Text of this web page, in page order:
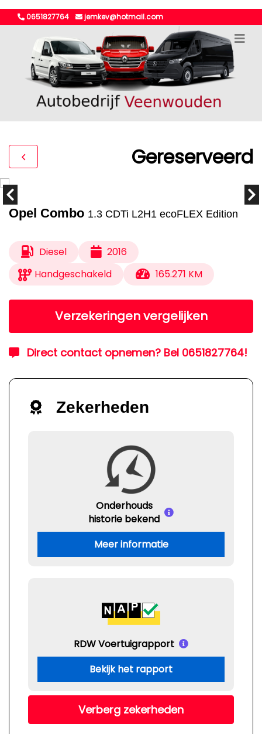
0651827764 jemkev@hotmail.com
Gereserveerd
Opel Combo 1.3 CDTi L2H1 ecoFLEX Edition
Diesel
2016
Handgeschakeld
165.271 KM
Verzekeringen vergelijken
Direct contact opnemen? Bel 0651827764!
Zekerheden
Onderhouds
historie bekend
Meer informatie
RDW Voertuigrapport
Bekijk het rapport
Verberg zekerheden